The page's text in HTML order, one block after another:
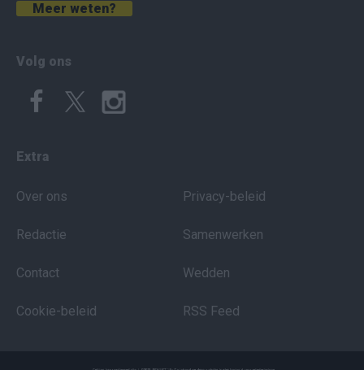
Meer weten?
Volg ons
Extra
Over ons
Redactie
Contact
Cookie-beleid
Privacy-beleid
Samenwerken
Wedden
RSS Feed